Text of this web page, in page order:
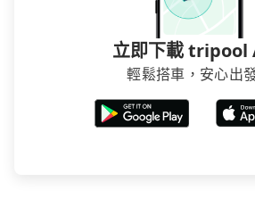
立即下載 tripool
輕鬆搭車，安心出